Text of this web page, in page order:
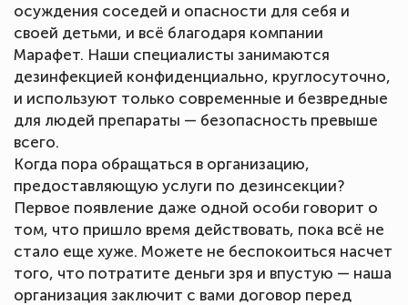
осуждения соседей и опасности для себя и
своей детьми, и всё благодаря компании
Марафет. Наши специалисты занимаются
дезинфекцией конфиденциально, круглосуточно,
и используют только современные и безвредные
для людей препараты — безопасность превыше
всего.
Когда пора обращаться в организацию,
предоставляющую услуги по дезинсекции?
Первое появление даже одной особи говорит о
том, что пришло время действовать, пока всё не
стало еще хуже. Можете не беспокоиться насчет
того, что потратите деньги зря и впустую — наша
организация заключит с вами договор перед